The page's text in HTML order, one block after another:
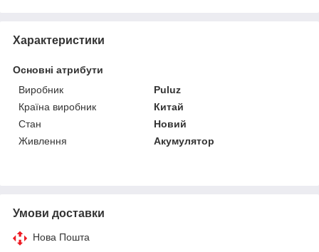
Характеристики
Основні атрибути
Виробник
Puluz
Країна виробник
Китай
Стан
Новий
Живлення
Акумулятор
Умови доставки
Нова Пошта